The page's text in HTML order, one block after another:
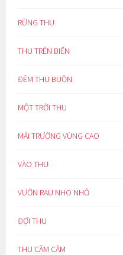
RỪNG THU
THU TRÊN BIỂN
ĐÊM THU BUỒN
MỘT TRỜI THU
MÁI TRƯỜNG VÙNG CAO
VÀO THU
VƯỜN RAU NHO NHỎ
ĐỢI THU
THU CĂM CĂM